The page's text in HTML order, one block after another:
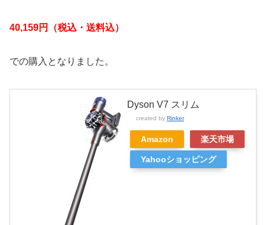
40,159円（税込・送料込）
での購入となりました。
Dyson V7 スリム
created by Rinker
Amazon 楽天市場
Yahooショッピング